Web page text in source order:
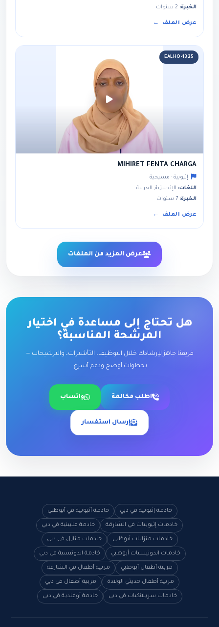
الخبرة:
عرض الملف
EALHO-1325
MIHIRET FENTA CHARGA
إثيوبية · مسيحية
اللغات: الإنجليزية, العربية
الخبرة:
عرض الملف
عرض المزيد من الملفات
هل تحتاج إلى مساعدة في اختيار
المرشحة المناسبة؟
فريقنا جاهز لإرشادك خلال التوظيف، التأشيرات، والترشيحات —
بخطوات أوضح ودعم أسرع.
اطلب مكالمة واتساب
إرسال استفسار
خادمة إثيوبية في دبي خادمة أثيوبية في أبوظبي
خادمات إثيوبيات في الشارقة خادمة فلبينية في دبي
خادمات منزليات أبوظبي خادمات منازل في دبي
خادمات اندونيسيات أبوظبي خادمة اندونيسية في دبي
مربية أطفال أبوظبي مربية أطفال في الشارقة
مربية أطفال حديثي الولادة مربية أطفال في دبي
خادمات سريلانكيات في دبي خادمة أوغندية في دبي